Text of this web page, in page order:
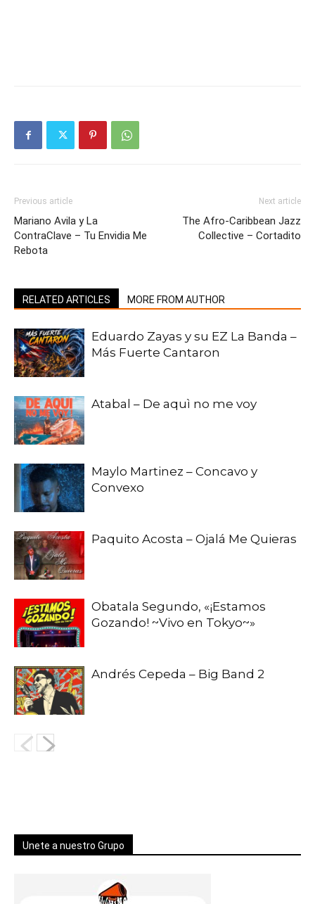
Previous article
Mariano Avila y La
ContraClave – Tu Envidia Me
Rebota
Next article
The Afro-Caribbean Jazz
Collective – Cortadito
RELATED ARTICLES MORE FROM AUTHOR
Eduardo Zayas y su EZ La Banda –
Más Fuerte Cantaron
Atabal – De aquì no me voy
Maylo Martinez – Concavo y
Convexo
Paquito Acosta – Ojalá Me Quieras
Obatala Segundo, «¡Estamos
Gozando! ~Vivo en Tokyo~»
Andrés Cepeda – Big Band 2
Unete a nuestro Grupo